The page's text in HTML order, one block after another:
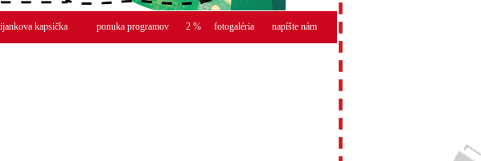
kapsička ponuka programov 2 % fotogaléria napíšte nám